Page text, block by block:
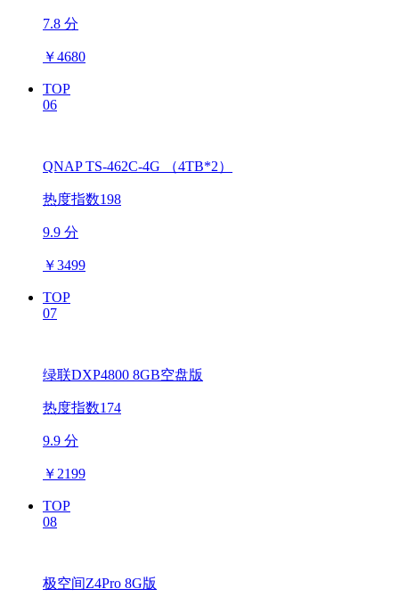
7.8 分
￥4680
TOP
06
QNAP TS-462C-4G （4TB*2）
热度指数198
9.9 分
￥3499
TOP
07
绿联DXP4800 8GB空盘版
热度指数174
9.9 分
￥ 2199
TOP
08
极空间Z4Pro 8G版